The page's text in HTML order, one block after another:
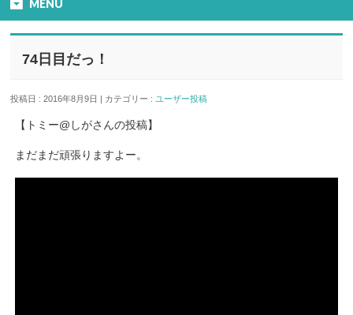
MENU
74日目だっ！
投稿日 : 2016年8月9日 | カテゴリー :ユーザー投稿
【トミー@しがさんの投稿】
まだまだ頑張りますよー。